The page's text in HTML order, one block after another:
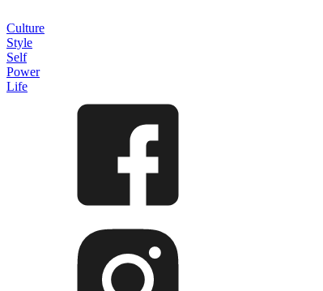
Culture
Style
Self
Power
Life